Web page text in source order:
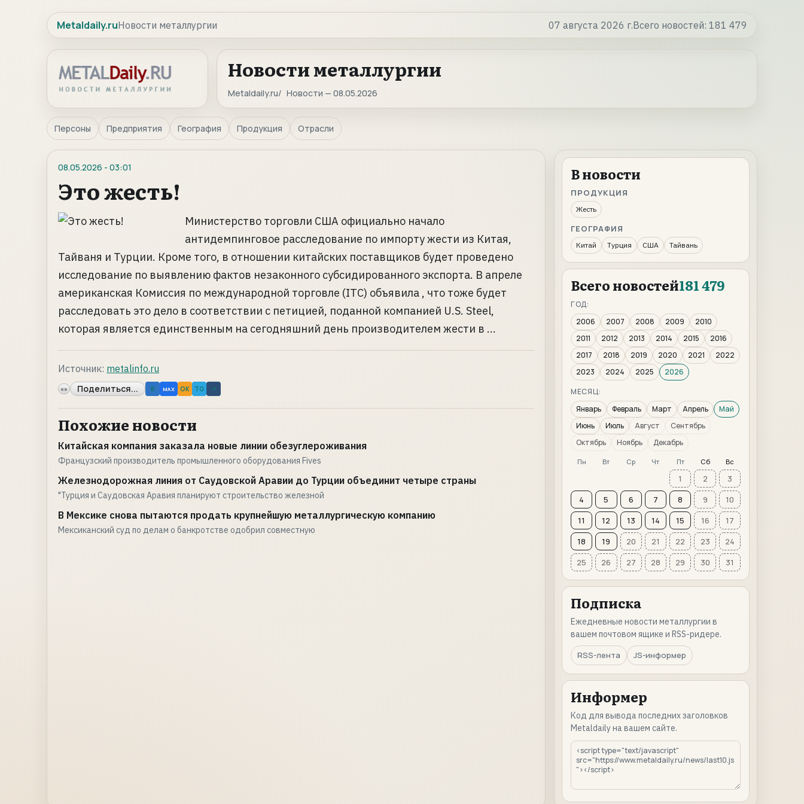
Metaldaily.ruНовости металлургии 07 августа 2026 г.Всего новостей: 181 479
Новости металлургии
Metaldaily.ru Новости — 08.05.2026
Персоны Предприятия География Продукция Отрасли
08.05.2026 - 03:01
Это жесть!
Министерство торговли США официально начало
антидемпинговое расследование по импорту жести из Китая,
Тайваня и Турции. Кроме того, в отношении китайских поставщиков будет проведено
исследование по выявлению фактов незаконного субсидированного экспорта. В апреле
американская Комиссия по международной торговле (ITC) объявила , что тоже будет
расследовать это дело в соответствии с петицией, поданной компанией U.S. Steel,
которая является единственным на сегодняшний день производителем жести в ...
Источник: metalinfo.ru
«» Поделиться... B MAX OK TG ↗
Похожие новости
Китайская компания заказала новые линии обезуглероживания
Французский производитель промышленного оборудования Fives
Железнодорожная линия от Саудовской Аравии до Турции объединит четыре страны
"Турция и Саудовская Аравия планируют строительство железной
В Мексике снова пытаются продать крупнейшую металлургическую компанию
Мексиканский суд по делам о банкротстве одобрил совместную
В новости
ПРОДУКЦИЯ
Жесть
ГЕОГРАФИЯ
Китай Турция США Тайвань
Всего новостей181 479
ГОД:
2006
2007 2008 2009
2010
2011
2012 2013 2014 2015
2016
2017
2018 2019 2020 2021
2022
2023
2024 2025
2026
МЕСЯЦ:
Январь
Февраль Март Апрель
Май
Июнь
Июль Август
Сентябрь
Октябрь
Ноябрь Декабрь
Пн Вт Ср Чт Пт Сб Вс
1 2
3
4
5 6 7 8 9
10
11
12 13 14 15 16
17
18
19 20 21 22 23
24
25
26 27 28 29 30 31
Подписка
Ежедневные новости металлургии в
вашем почтовом ящике и RSS-ридере.
RSS-лента
JS-информер
Информер
Код для вывода последних заголовков
Metaldaily на вашем сайте.